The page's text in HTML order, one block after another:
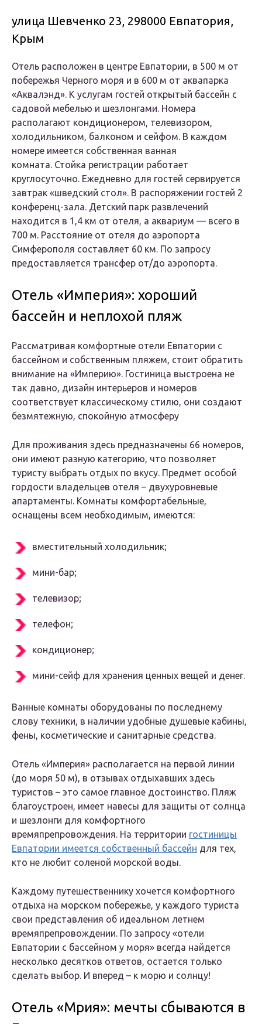
улица Шевченко 23, 298000 Евпатория,
Крым
Отель расположен в центре Евпатории, в 500 м от
побережья Черного моря и в 600 м от аквапарка
«Аквалэнд». К услугам гостей открытый бассейн с
садовой мебелью и шезлонгами. Номера
располагают кондиционером, телевизором,
холодильником, балконом и сейфом. В каждом
номере имеется собственная ванная
комната. Стойка регистрации работает
круглосуточно. Ежедневно для гостей сервируется
завтрак «шведский стол». В распоряжении гостей 2
конференц-зала. Детский парк развлечений
находится в 1,4 км от отеля, а аквариум — всего в
700 м. Расстояние от отеля до аэропорта
Симферополя составляет 60 км. По запросу
предоставляется трансфер от/до аэропорта.
Отель «Империя»: хороший
бассейн и неплохой пляж
Рассматривая комфортные отели Евпатории с
бассейном и собственным пляжем, стоит обратить
внимание на «Империю». Гостиница выстроена не
так давно, дизайн интерьеров и номеров
соответствует классическому стилю, они создают
безмятежную, спокойную атмосферу
Для проживания здесь предназначены 66 номеров,
они имеют разную категорию, что позволяет
туристу выбрать отдых по вкусу. Предмет особой
гордости владельцев отеля – двухуровневые
апартаменты. Комнаты комфортабельные,
оснащены всем необходимым, имеются:
вместительный холодильник;
мини-бар;
телевизор;
телефон;
кондиционер;
мини-сейф для хранения ценных вещей и денег.
Ванные комнаты оборудованы по последнему
слову техники, в наличии удобные душевые кабины,
фены, косметические и санитарные средства.
Отель «Империя» располагается на первой линии
(до моря 50 м), в отзывах отдыхавших здесь
туристов – это самое главное достоинство. Пляж
благоустроен, имеет навесы для защиты от солнца
и шезлонги для комфортного
времяпрепровождения. На территории гостиницы
Евпатории имеется собственный бассейн для тех,
кто не любит соленой морской воды.
Каждому путешественнику хочется комфортного
отдыха на морском побережье, у каждого туриста
свои представления об идеальном летнем
времяпрепровождении. По запросу «отели
Евпатории с бассейном у моря» всегда найдется
несколько десятков ответов, остается только
сделать выбор. И вперед – к морю и солнцу!
Отель «Мрия»: мечты сбываются в